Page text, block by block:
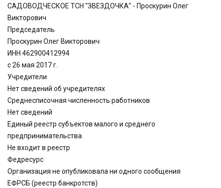
САДОВОДЧЕСКОЕ ТСН "ЗВЕЗДОЧКА" - Проскурин Олег
Викторович
Председатель
Проскурин Олег Викторович
ИНН 462900412994
с 26 мая 2017 г.
Учредители
Нет сведений об учредителях
Среднесписочная численность работников
Нет сведений
Единый реестр субъектов малого и среднего
предпринимательства
Не входит в реестр
Федресурс
Организация не опубликовала ни одного сообщения
ЕФРСБ (реестр банкротств)